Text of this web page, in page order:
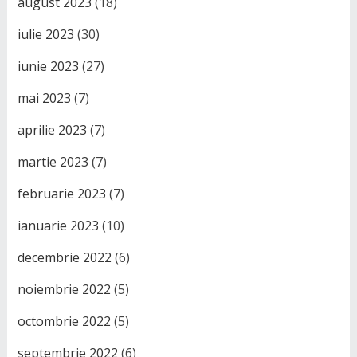
iulie 2023 (30)
iunie 2023 (27)
mai 2023 (7)
aprilie 2023 (7)
martie 2023 (7)
februarie 2023 (7)
ianuarie 2023 (10)
decembrie 2022 (6)
noiembrie 2022 (5)
octombrie 2022 (5)
septembrie 2022 (6)